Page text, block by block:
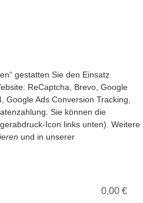
gestatten Sie den Einsatz
ReCaptcha, Brevo, Google
Google Ads Conversion Tracking,
Sie können die
Icon links unten). Weitere
und in unserer
0,00 €